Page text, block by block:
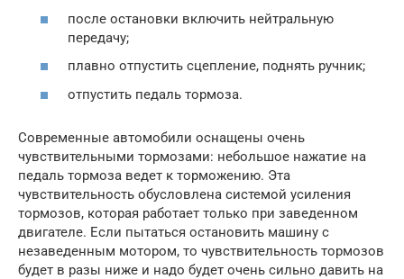
после остановки включить нейтральную
передачу;
плавно отпустить сцепление, поднять ручник;
отпустить педаль тормоза.
Современные автомобили оснащены очень
чувствительными тормозами: небольшое нажатие на
педаль тормоза ведет к торможению. Эта
чувствительность обусловлена системой усиления
тормозов, которая работает только при заведенном
двигателе. Если пытаться остановить машину с
незаведенным мотором, то чувствительность тормозов
будет в разы ниже и надо будет очень сильно давить на